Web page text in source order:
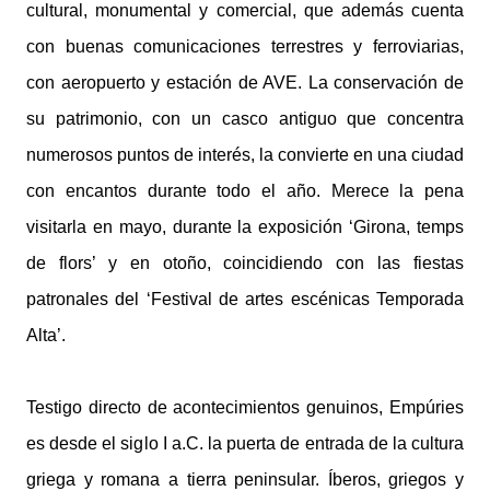
cultural, monumental y comercial, que además cuenta
con buenas comunicaciones terrestres y ferroviarias,
con aeropuerto y estación de AVE. La conservación de
su patrimonio, con un casco antiguo que concentra
numerosos puntos de interés, la convierte en una ciudad
con encantos durante todo el año. Merece la pena
visitarla en mayo, durante la exposición ‘Girona, temps
de flors’ y en otoño, coincidiendo con las fiestas
patronales del ‘Festival de artes escénicas Temporada
Alta’.
Testigo directo de acontecimientos genuinos, Empúries
es desde el siglo I a.C. la puerta de entrada de la cultura
griega y romana a tierra peninsular. Íberos, griegos y